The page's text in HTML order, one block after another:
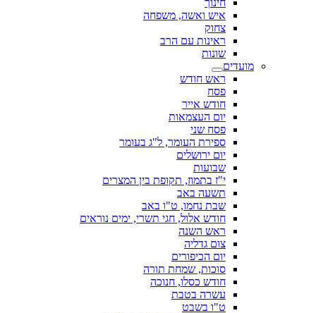
חינוך
איש ואשה, משפחה
צחוק
ראינות עם הרב
שונות
מועדים
ראש חודש
פסח
חודש אייר
יום העצמאות
פסח שני
ספירת העומר, ל"ג בעומר
יום ירושלים
שבועות
י"ז בתמוז, תקופת בין המצרים
תשעה באב
שבת נחמו, ט"ו באב
חודש אלול, חגי תשרי, ימים נוראים
ראש השנה
צום גדליה
יום הכיפורים
סוכות, שמחת תורה
חודש כסלו, חנוכה
עשרה בטבת
ט"ו בשבט